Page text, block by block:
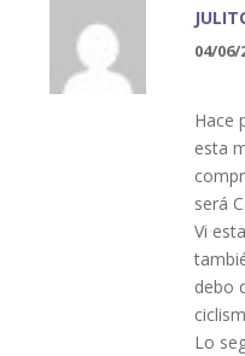
04/06/
Hace
esta
será
Vi
debo
Lo